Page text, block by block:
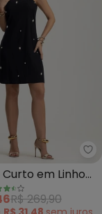
(Floral
em Linho
R$ 269,90